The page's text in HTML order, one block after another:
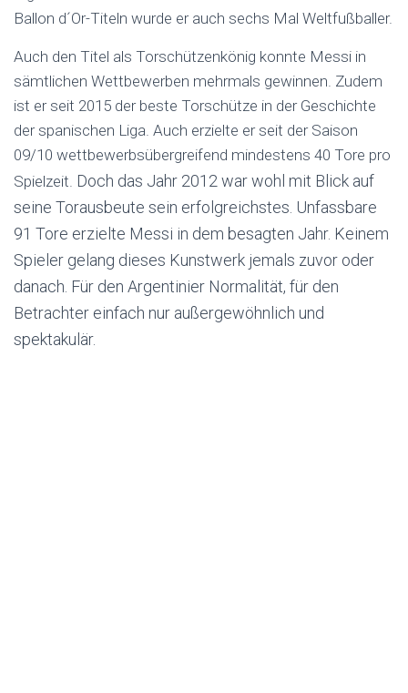
Ballon d´Or-Titeln wurde er auch sechs Mal Weltfußballer.
Auch den Titel als Torschützenkönig konnte Messi in
sämtlichen Wettbewerben mehrmals gewinnen. Zudem
ist er seit 2015 der beste Torschütze in der Geschichte
der spanischen Liga. Auch erzielte er seit der Saison
09/10 wettbewerbsübergreifend mindestens 40 Tore pro
Spielzeit. Doch das Jahr 2012 war wohl mit Blick auf
seine Torausbeute sein erfolgreichstes. Unfassbare
91 Tore erzielte Messi in dem besagten Jahr. Keinem
Spieler gelang dieses Kunstwerk jemals zuvor oder
danach. Für den Argentinier Normalität, für den
Betrachter einfach nur außergewöhnlich und
spektakulär.